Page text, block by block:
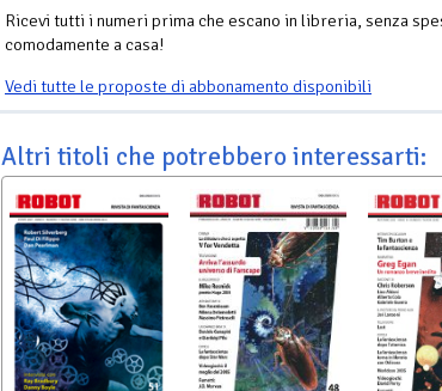
Ricevi tutti i numeri prima che escano in libreria, senza
comodamente a casa!
Vedi tutte le proposte di abbonamento disponibili
Altri titoli che potrebbero interessarti: